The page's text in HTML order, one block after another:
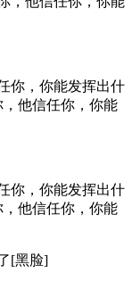
[黑脸]